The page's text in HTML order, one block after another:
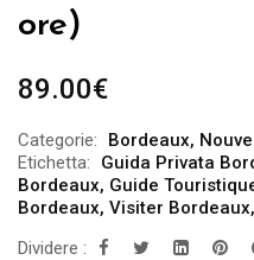
ore)
89.00€
Categorie: Bordeaux,
Etichetta:
Guida Privata
Bordeaux, Guide
Bordeaux, Visiter Bordeaux,
Dividere :